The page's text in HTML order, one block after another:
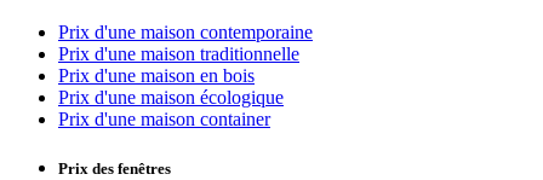
Prix d'une maison contemporaine
Prix d'une maison traditionnelle
Prix d'une maison en bois
Prix d'une maison écologique
Prix d'une maison container
Prix des fenêtres